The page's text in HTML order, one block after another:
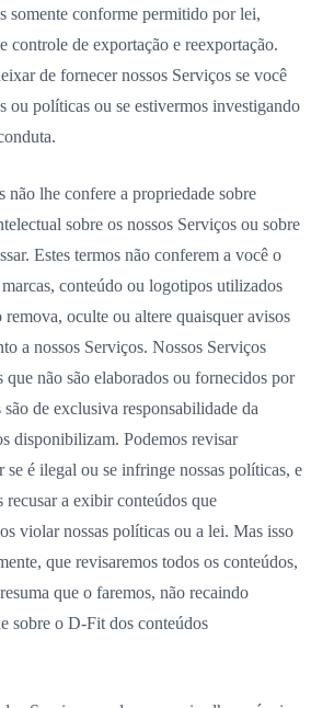
somente conforme permitido por lei,
controle de exportação e reexportação.
de fornecer nossos Serviços se você
ou políticas ou se estivermos investigando
não lhe confere a propriedade sobre
sobre os nossos Serviços ou sobre
Estes termos não conferem a você o
conteúdo ou logotipos utilizados
oculte ou altere quaisquer avisos
a nossos Serviços. Nossos Serviços
que não são elaborados ou fornecidos por
de exclusiva responsabilidade da
disponibilizam. Podemos revisar
se é ilegal ou se infringe nossas políticas, e
recusar a exibir conteúdos que
violar nossas políticas ou a lei. Mas isso
que revisaremos todos os conteúdos,
que o faremos, não recaindo
sobre o D-Fit dos conteúdos